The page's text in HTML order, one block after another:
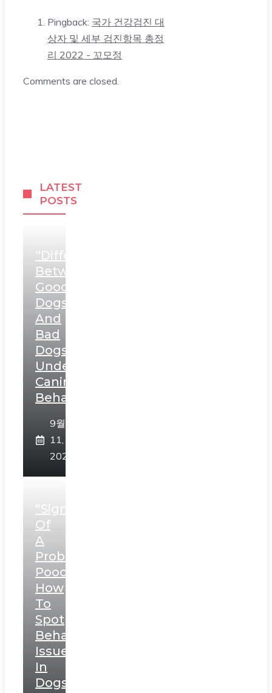
Pingback: 국가 건강검진 대
상자 및 세부 검진항목 총정
리 2022 - 꼬모정
Comments are closed.
LATEST
POSTS
“Differentiating
Between
Good
Dogs
And
Bad
Dogs:
Understanding
Canine
Behavior”
9월
11,
2023
“Signs
Of
A
Problematic
Pooch:
How
To
Spot
Behavioral
Issues
In
Dogs”